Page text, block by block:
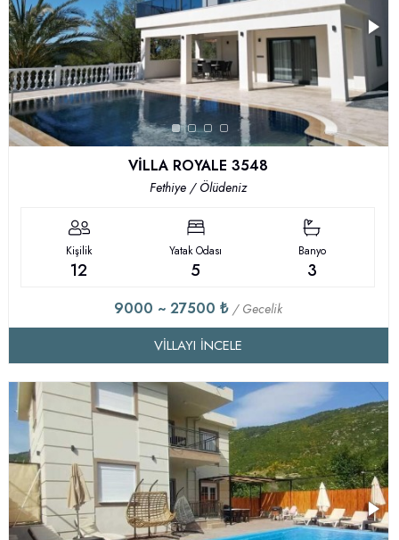
VİLLA ROYALE 3548
Fethiye / Ölüdeniz
Kişilik
12
Yatak Odası
5
Banyo
3
9000 ~ 27500 ₺ / Gecelik
VILLAYI İNCELE